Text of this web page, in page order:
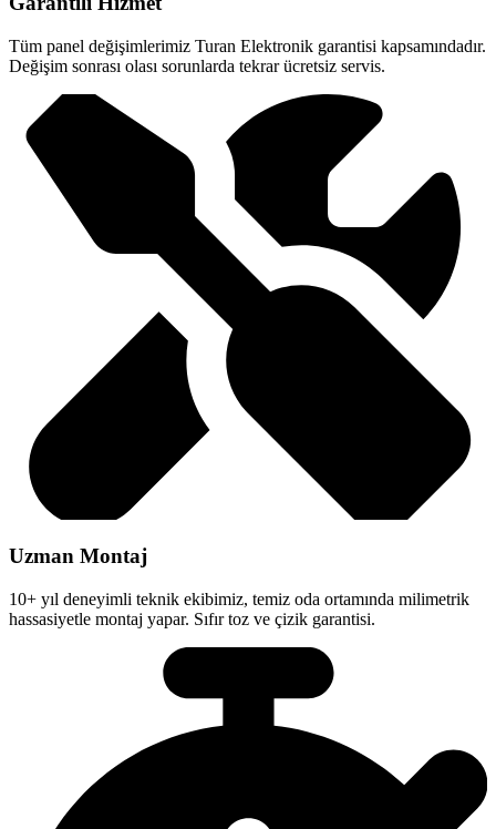
Tüm panel değişimlerimiz Turan Elektronik garantisi kapsamındadır.
Değişim sonrası olası sorunlarda tekrar ücretsiz servis.
Uzman Montaj
10+ yıl deneyimli teknik ekibimiz, temiz oda ortamında milimetrik
hassasiyetle montaj yapar. Sıfır toz ve çizik garantisi.